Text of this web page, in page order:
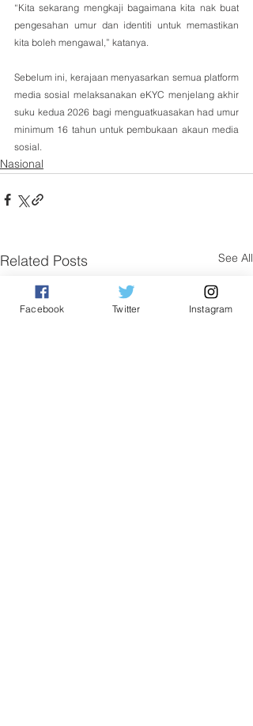
“Kita sekarang mengkaji bagaimana kita nak buat
pengesahan umur dan identiti untuk memastikan
kita boleh mengawal,” katanya.
Sebelum ini, kerajaan menyasarkan semua platform
media sosial melaksanakan eKYC menjelang akhir
suku kedua 2026 bagi menguatkuasakan had umur
minimum 16 tahun untuk pembukaan akaun media
sosial.
Nasional
Related Posts See All
Facebook Twitter Instagram